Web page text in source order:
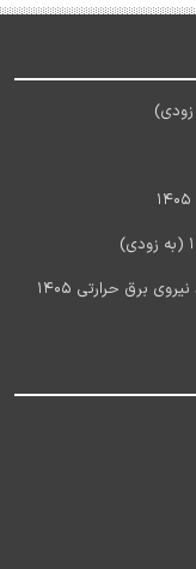
آخرین اخبار استخدام شرکت مادر تخصصی تولید نیروی برق حرارتی 1405